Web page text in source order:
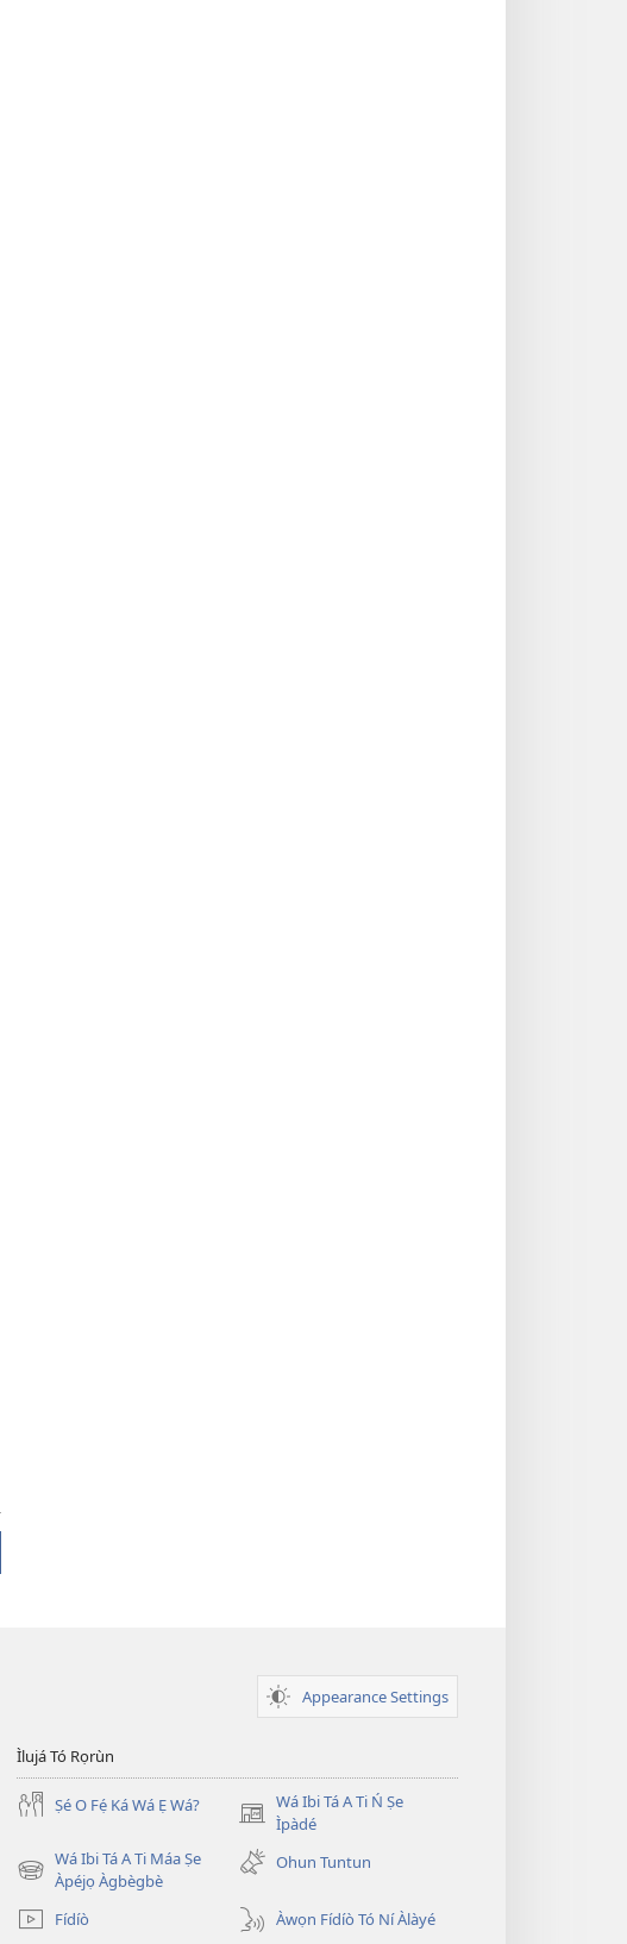
Appearance Settings
Ìlujá Tó Rọrùn
Ṣé O Fẹ́ Ká Wá Ẹ Wá?
Wá Ibi Tá A Ti Ń Ṣe
Ìpàdé
(opens
new
window)
Wá Ibi Tá A Ti Máa Ṣe
Àpéjọ Àgbègbè
(opens
window)
Ohun Tuntun
Fídíò Àwọn Fídíò Tó Ní Àlàyé